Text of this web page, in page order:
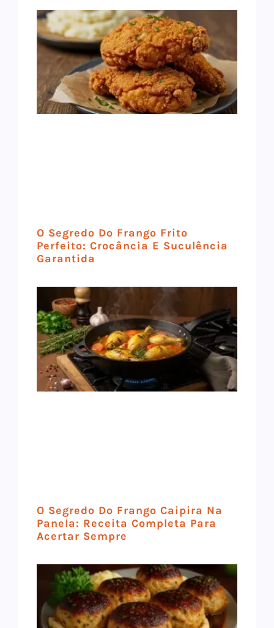
O Segredo Do Frango Frito
Perfeito: Crocância E Suculência
Garantida
O Segredo Do Frango Caipira Na
Panela: Receita Completa Para
Acertar Sempre